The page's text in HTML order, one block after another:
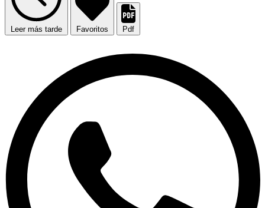
Leer más tarde Favoritos Pdf